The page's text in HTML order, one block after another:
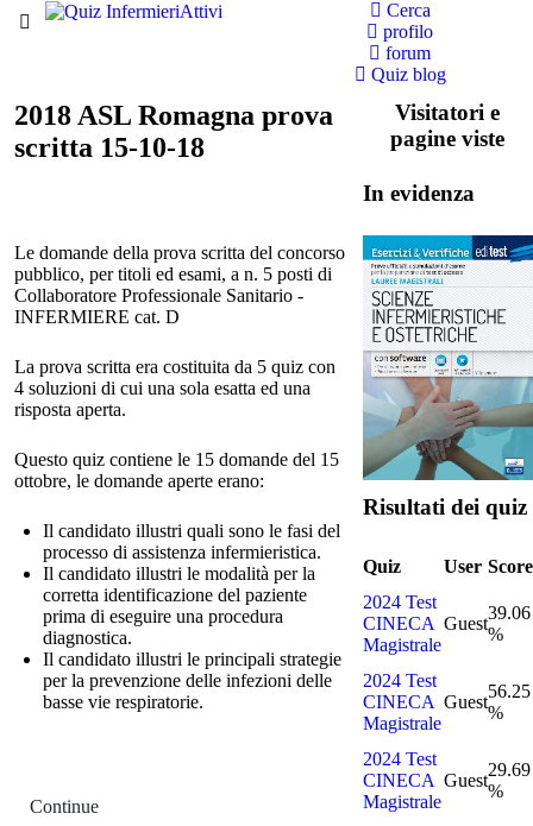
Cerca
profilo
forum
Quiz blog
2018 ASL Romagna prova
scritta 15-10-18
Le domande della prova scritta del concorso
pubblico, per titoli ed esami, a n. 5 posti di
Collaboratore Professionale Sanitario -
INFERMIERE cat. D
La prova scritta era costituita da 5 quiz con
4 soluzioni di cui una sola esatta ed una
risposta aperta.
Questo quiz contiene le 15 domande del 15
ottobre, le domande aperte erano:
Il candidato illustri quali sono le fasi del
processo di assistenza infermieristica.
Il candidato illustri le modalità per la
corretta identificazione del paziente
prima di eseguire una procedura
diagnostica.
Il candidato illustri le principali strategie
per la prevenzione delle infezioni delle
basse vie respiratorie.
Continue
Visitatori e
pagine viste
In evidenza
Risultati dei quiz
Quiz User Score
2024 Test
CINECA
Magistrale
Guest
39.06
%
2024 Test
CINECA
Magistrale
Guest
56.25
%
2024 Test
CINECA
Magistrale
Guest
29.69
%